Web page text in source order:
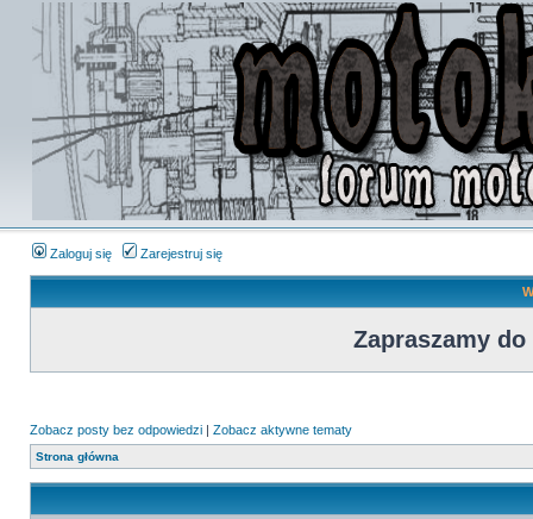
Zaloguj się Zarejestruj się
Zapraszamy do
Zobacz posty bez odpowiedzi | Zobacz aktywne tematy
Strona główna